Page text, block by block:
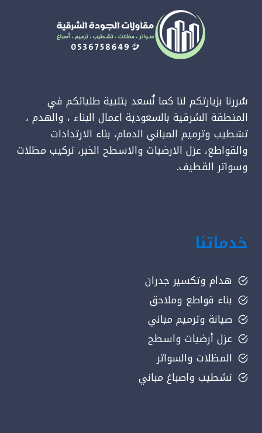
الخبر
سُررنا بزيارتكم لنا كما نٌسعد بتلبية طلباتكم في
المنطقة الشرقية بالسعودية اعمال البناء ، والهدم ،
تشطيب وترميم المباني الدمام، بناء الارتدادات
والقواطع، عزل الارضيات والاسطح الخبر، تركيب مظلات
وسواتر القطيف.
خدماتنا
هدام وتكسير جدران
بناء قواطع وملاحق
صيانة وترميم مباني
عزل أرضيات واسطح
المظلات والسواتر
تشطيب واصباغ مباني